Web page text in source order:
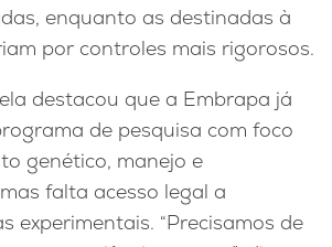
enquanto as destinadas à
por controles mais rigorosos.
destacou que a Embrapa já
de pesquisa com foco
genético, manejo e
falta acesso legal a
experimentais. “Precisamos de